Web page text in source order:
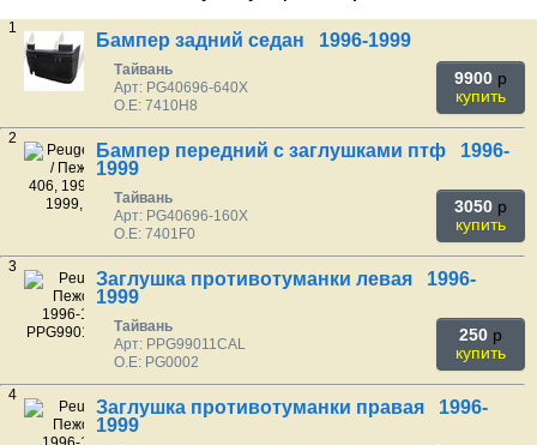
1
Бампер задний седан 1996-1999
Тайвань
Арт: PG40696-640X
O.E: 7410H8
9900 p
купить
2
Бампер передний с заглушками птф 1996-
1999
Тайвань
Арт: PG40696-160X
O.E: 7401F0
3050 p
купить
3
Заглушка противотуманки левая 1996-
1999
Тайвань
Арт: PPG99011CAL
O.E: PG0002
250 p
купить
4
Заглушка противотуманки правая 1996-
1999